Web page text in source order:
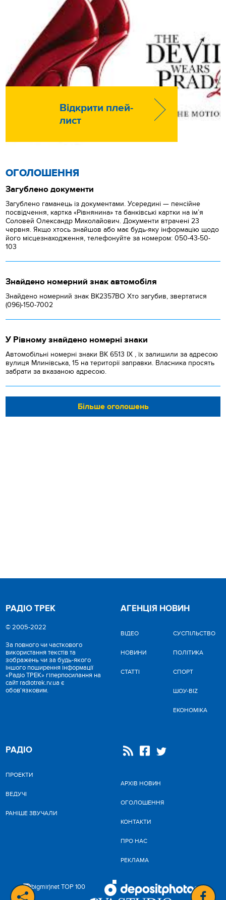
Відкрити плей-
лист
ОГОЛОШЕННЯ
Загублено документи
Загублено гаманець із документами. Усередині — пенсійне
посвідчення, картка «Рівнянина» та банківські картки на ім’я
Соловей Олександр Миколайович. Документи втрачені 23
червня. Якщо хтось знайшов або має будь-яку інформацію щодо
його місцезнаходження, телефонуйте за номером: 050-43-50-
103
Знайдено номерний знак автомобіля
Знайдено номерний знак ВК2357ВО Хто загубив, звертатися
(096)-150-7002
У Рівному знайдено номерні знаки
Автомобільні номерні знаки BK 6513 IX , їх залишили за адресою
вулиця Млинівська, 15 на території заправки. Власника просять
забрати за вказаною адресою.
Більше оголошень
РАДІО ТРЕК
© 2005-2022
За повного чи часткового
використання текстів та
зображень чи за будь-якого
іншого поширення інформації
«Радіо ТРЕК» гіперпосилання на
сайт radiotrek.rv.ua є
обов'язковим.
АГЕНЦІЯ НОВИН
ВІДЕО
НОВИНИ
СТАТТІ
CУСПІЛЬСТВО
ПОЛІТИКА
СПОРТ
ШОУ-BIZ
ЕКОНОМІКА
РАДІО
ПРОЕКТИ
ВЕДУЧІ
РАНІШЕ ЗВУЧАЛИ
АРХІВ НОВИН
ОГОЛОШЕННЯ
КОНТАКТИ
ПРО НАС
РЕКЛАМА